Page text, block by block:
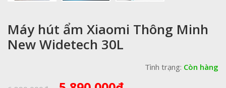
Máy hút ẩm Xiaomi Thông Minh
New Widetech 30L
Tình trạng: Còn hàng